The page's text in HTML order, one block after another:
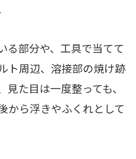
る部分や、工具で当てて
ト周辺、溶接部の焼け跡
た目は一度整っても、
から浮きやふくれとして